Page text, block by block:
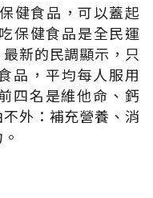
健食品，可以蓋起
保健食品是全民運
新的民調顯示，只
品，平均每人服用
四名是維他命、鈣
外：補充營養、消